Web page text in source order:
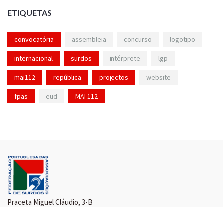
ETIQUETAS
convocatória assembleia concurso logotipo
internacional surdos intérprete lgp
mai112 república projectos website
fpas eud MAI 112
Praceta Miguel Cláudio, 3-B